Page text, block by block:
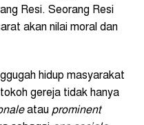
Resi. Seorang Resi
akan nilai moral dan
hidup masyarakat
gereja tidak hanya
atau prominent